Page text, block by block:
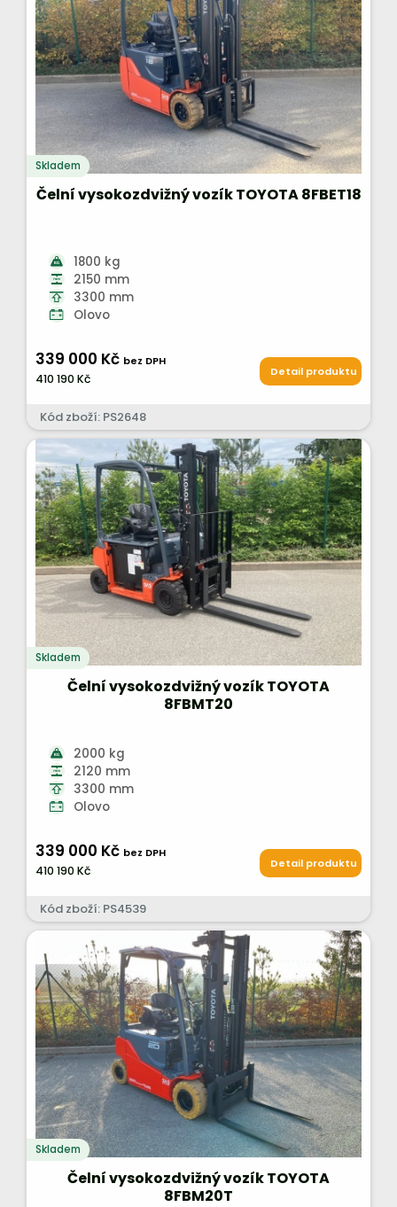
Skladem
Čelní vysokozdvižný vozík TOYOTA 8FBET18
1800 kg
2150 mm
3300 mm
Olovo
339 000 Kč bez DPH
410 190 Kč Detail produktu
Kód zboží: PS2648
Skladem
Čelní vysokozdvižný vozík TOYOTA
8FBMT20
2000 kg
2120 mm
3300 mm
Olovo
339 000 Kč bez DPH
410 190 Kč Detail produktu
Kód zboží: PS4539
Skladem
Čelní vysokozdvižný vozík TOYOTA
8FBM20T